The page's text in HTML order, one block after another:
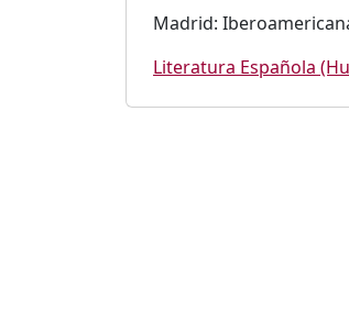
Madrid:
Literatura Española